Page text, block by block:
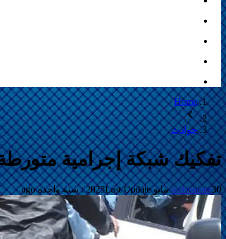
Home
حوادث
تفكيك شبكة إجرامية
webmaster30 مايو 2025 Last Update : سنة واحدة ago